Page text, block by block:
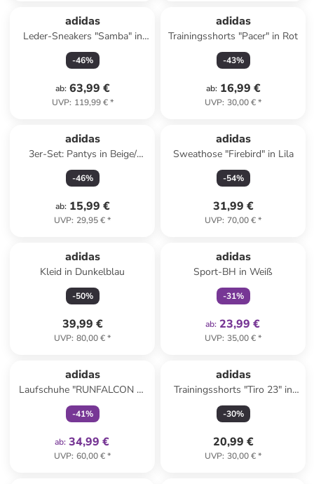
adidas
Leder-Sneakers "Samba" in
Türkis
-46%
ab: 63,99 €
UVP: 119,99 €*
adidas
Trainingsshorts "Pacer" in Rot
-43%
ab: 16,99 €
UVP: 30,00 €*
adidas
3er-Set: Pantys in Beige/
Schwarz/ Rosa
-46%
ab: 15,99 €
UVP: 29,95 €*
adidas
Sweathose "Firebird" in Lila
-54%
31,99 €
UVP: 70,00 €*
adidas
Kleid in Dunkelblau
-50%
39,99 €
UVP: 80,00 €*
adidas
Sport-BH in Weiß
-31%
ab: 23,99 €
UVP: 35,00 €*
adidas
Laufschuhe "RUNFALCON 5"
in Schwarz
-41%
ab: 34,99 €
UVP: 60,00 €*
adidas
Trainingsshorts "Tiro 23" in
Schwarz
-30%
20,99 €
UVP: 30,00 €*